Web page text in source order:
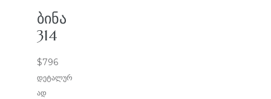
ᲑᲘᲜᲐ
314
$796
დეტალურ
ად